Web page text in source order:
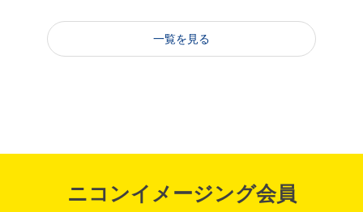
一覧を見る
ニコンイメージング会員